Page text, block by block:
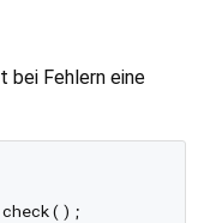
bei Fehlern eine